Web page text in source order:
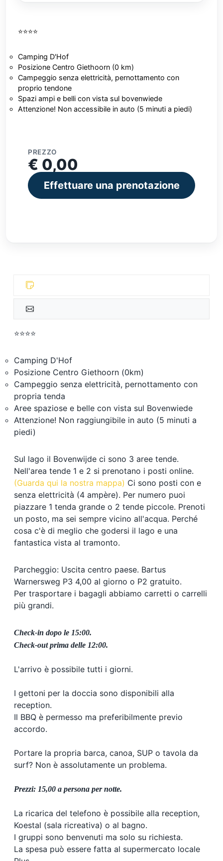
⭐⭐⭐⭐
Camping D'Hof
Posizione Centro Giethoorn (0 km)
Campeggio senza elettricità, pernottamento con
proprio tendone
Spazi ampi e belli con vista sul bovenwiede
Attenzione! Non accessibile in auto (5 minuti a piedi)
PREZZO
€ 0,00
Effettuare una prenotazione
⭐⭐⭐⭐
Camping D'Hof
Posizione Centro Giethoorn (0km)
Campeggio senza elettricità, pernottamento con
propria tenda
Aree spaziose e belle con vista sul Bovenwiede
Attenzione! Non raggiungibile in auto (5 minuti a
piedi)
Sul lago il Bovenwijde ci sono 3 aree tende.
Nell'area tende 1 e 2 si prenotano i posti online.
(Guarda qui la nostra mappa) Ci sono posti con e
senza elettricità (4 ampère). Per numero puoi
piazzare 1 tenda grande o 2 tende piccole. Prenoti
un posto, ma sei sempre vicino all'acqua. Perché
cosa c'è di meglio che godersi il lago e una
fantastica vista al tramonto.
Parcheggio: Uscita centro paese. Bartus
Warnersweg P3 4,00 al giorno o P2 gratuito.
Per trasportare i bagagli abbiamo carretti o carrelli
più grandi.
Check-in dopo le 15:00.
Check-out prima delle 12:00.
L'arrivo è possibile tutti i giorni.
I gettoni per la doccia sono disponibili alla
reception.
Il BBQ è permesso ma preferibilmente previo
accordo.
Portare la propria barca, canoa, SUP o tavola da
surf? Non è assolutamente un problema.
Prezzi: 15,00 a persona per notte.
La ricarica del telefono è possibile alla reception,
Koestal (sala ricreativa) o al bagno.
I gruppi sono benvenuti ma solo su richiesta.
La spesa può essere fatta al supermercato locale